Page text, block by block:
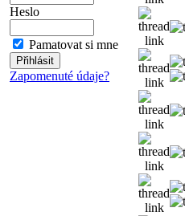
Heslo
Pamatovat si mne
Zapomenuté údaje?